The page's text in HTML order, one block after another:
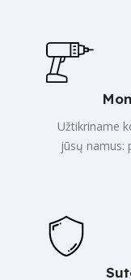
Užtikriname
jūsų namus: